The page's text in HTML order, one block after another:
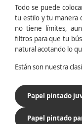
Todo se puede
tu estilo y tu manera
no tiene límites,
filtros para que tu
natural acotando lo
Están son nuestra
Papel pintado
Papel pintado